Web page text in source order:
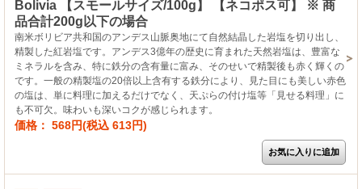
Bolivia 【スモールサイズ/100g】 【ネコポス可】 ※ 商
品合計200g以下の場合
南米ボリビア共和国のアンデス山脈奥地にて自然結晶した岩塩を切り出し、
精製した紅岩塩です。アンデス3億年の歴史に育まれた天然岩塩は、豊富な
ミネラルを含み、特に鉄分の含有量に富み、そのせいで精製後も赤く輝くの
です。一般の精製塩の20倍以上含有する鉄分により、見た目にも美しい赤色
の塩は、単に料理に加えるだけでなく、天ぷらの付け塩等「見せる料理」に
も不可欠。味わいも深いコクが感じられます。
価格： 568円(税込 613円)